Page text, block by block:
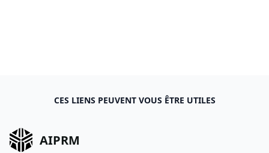
CES LIENS PEUVENT VOUS ÊTRE UTILES
AIPRM